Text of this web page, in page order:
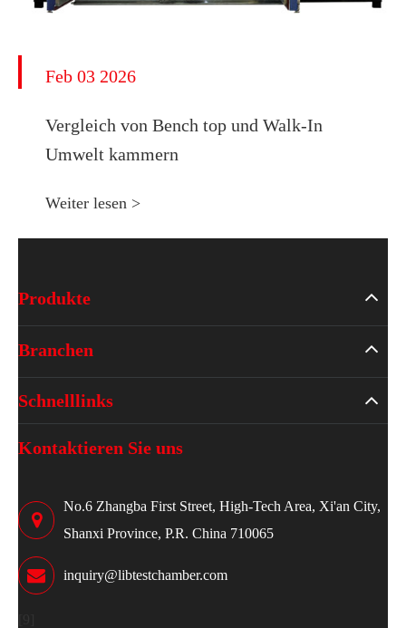
Feb 03 2026
Vergleich von Bench top und Walk-In
Umwelt kammern
Weiter lesen >
Produkte
Branchen
Schnelllinks
Kontaktieren Sie uns
No.6 Zhangba First Street, High-Tech Area, Xi'an City,
Shanxi Province, P.R. China 710065
inquiry@libtestchamber.com